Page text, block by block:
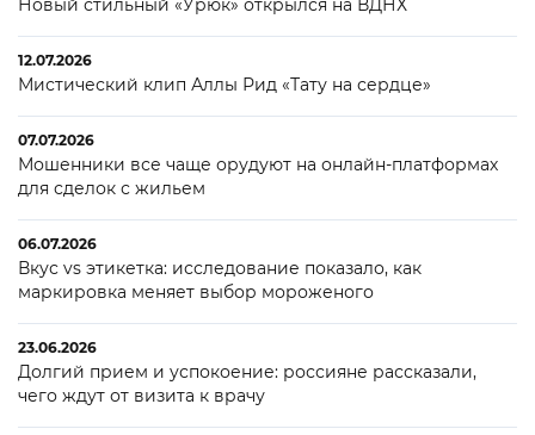
Новый стильный «Урюк» открылся на ВДНХ
12.07.2026
Мистический клип Аллы Рид «Тату на сердце»
07.07.2026
Мошенники все чаще орудуют на онлайн-платформах
для сделок с жильем
06.07.2026
Вкус vs этикетка: исследование показало, как
маркировка меняет выбор мороженого
23.06.2026
Долгий прием и успокоение: россияне рассказали,
чего ждут от визита к врачу